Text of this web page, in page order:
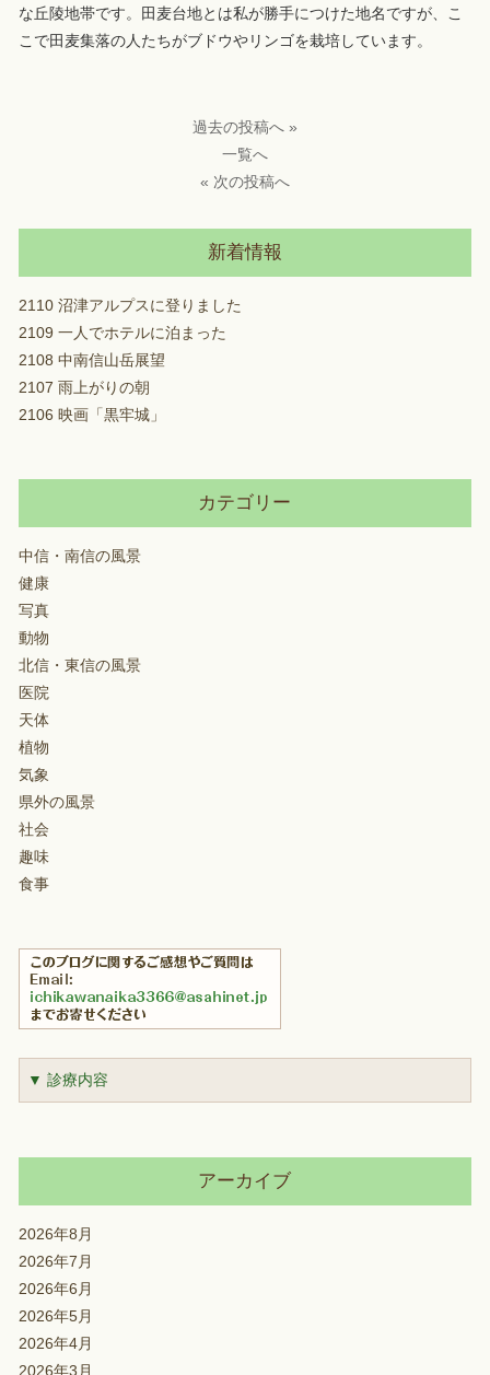
な丘陵地帯です。田麦台地とは私が勝手につけた地名ですが、こ
こで田麦集落の人たちがブドウやリンゴを栽培しています。
過去の投稿へ »
一覧へ
« 次の投稿へ
新着情報
2110 沼津アルプスに登りました
2109 一人でホテルに泊まった
2108 中南信山岳展望
2107 雨上がりの朝
2106 映画「黒牢城」
カテゴリー
中信・南信の風景
健康
写真
動物
北信・東信の風景
医院
天体
植物
気象
県外の風景
社会
趣味
食事
▼ 診療内容
アーカイブ
2026年8月
2026年7月
2026年6月
2026年5月
2026年4月
2026年3月